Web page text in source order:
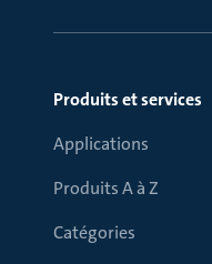
Produits et services
Applications
Produits A à Z
Catégories